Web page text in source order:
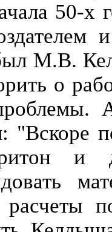
50-
М.В.
о
"Вскоре
и
расчеты